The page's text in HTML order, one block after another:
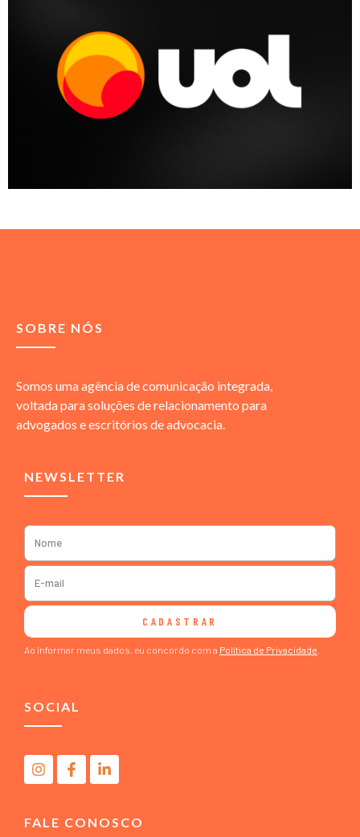
SOBRE NÓS
Somos uma agência de comunicação integrada,
voltada para soluções de relacionamento para
advogados e escritórios de advocacia.
NEWSLETTER
CADASTRAR
Ao informar meus dados, eu concordo com a Política de Privacidade
SOCIAL
FALE CONOSCO